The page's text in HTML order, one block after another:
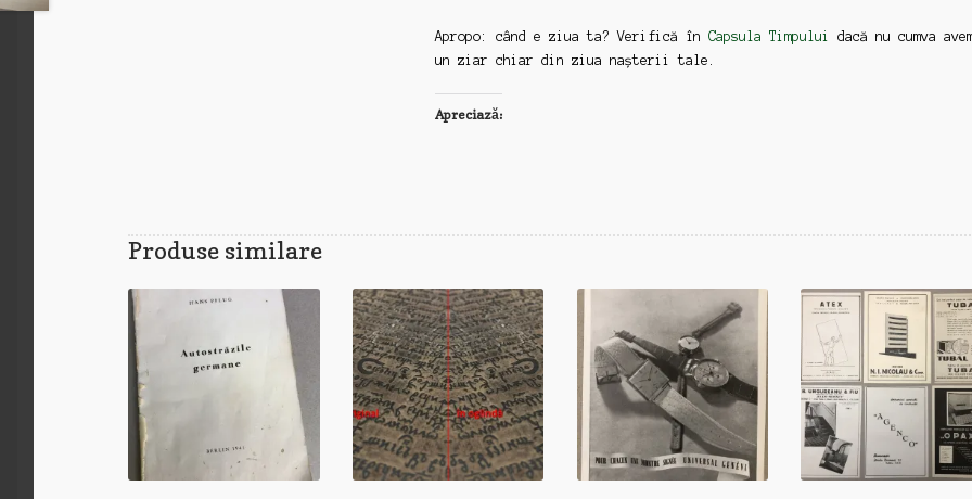
Apropo: când e ziua ta? Verifică în Capsula Timpului
dacă nu cumva
un ziar chiar din ziua nașterii tale.
Apreciază:
Produse similare